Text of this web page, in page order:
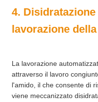
4.
lavorazione
La lavorazione
attraverso il lavoro
l'amido, il che consente di
viene meccanizzato